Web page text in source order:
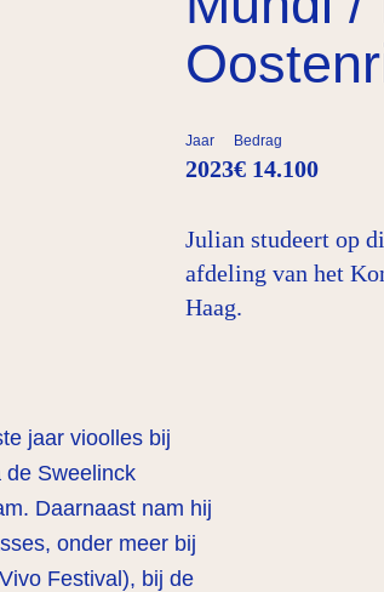
Jaar
2023
Bedrag
€ 14.100
Julian studeert op
afdeling van het
Haag.
jaar vioolles bij
de Sweelinck
Daarnaast nam hij
onder meer bij
Festival), bij de